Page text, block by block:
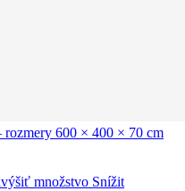
600 × 400 × 70 cm
množstvo Snížit